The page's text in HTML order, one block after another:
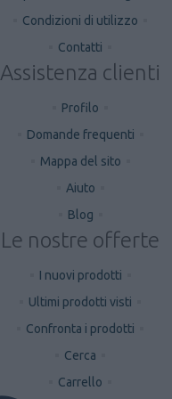
Condizioni di utilizzo
Contatti
Assistenza clienti
Profilo
Domande frequenti
Mappa del sito
Aiuto
Blog
Le nostre offerte
I nuovi prodotti
Ultimi prodotti visti
Confronta i prodotti
Cerca
Carrello